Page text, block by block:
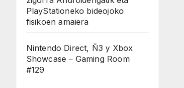
PlayStationeko bideojoko
fisikoen amaiera
Nintendo Direct, Ñ3 y Xbox
Showcase – Gaming Room
#129